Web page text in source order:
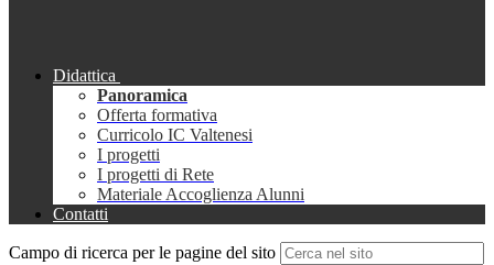
Didattica
Panoramica
Offerta formativa
Curricolo IC Valtenesi
I progetti
I progetti di Rete
Materiale Accoglienza Alunni
Contatti
Campo di ricerca per le pagine del sito